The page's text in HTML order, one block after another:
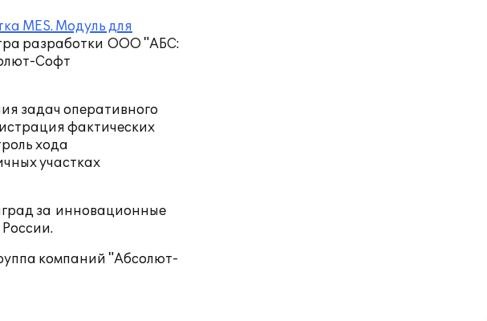
MES. Модуль для
разработки ООО "АБС:
Софт
задач оперативного
фактических
хода
участках
за инновационные
России.
компаний "Абсолют-